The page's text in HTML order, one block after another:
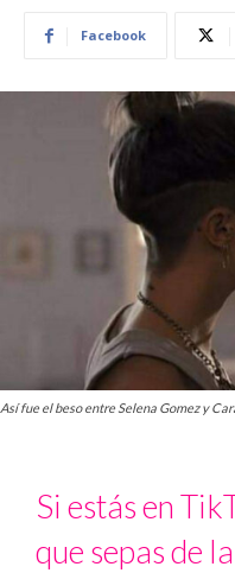
Facebook
Así fue el beso entre Selena Gomez y
Si estás en
que sepas de